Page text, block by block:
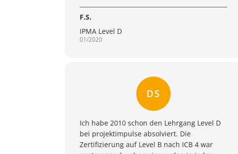
F.S.
IPMA Level D
01/2020
DS
Ich habe 2010 schon den Lehrgang Level D
bei projektimpulse absolviert. Die
Zertifizierung auf Level B nach ICB 4 war